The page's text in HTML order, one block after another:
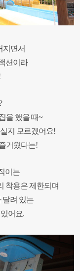
지면서
션이라
을 했을 때~
지 모르겠어요!
거웠다는!
이는
착용은 제한되며
달려 있는
어요.